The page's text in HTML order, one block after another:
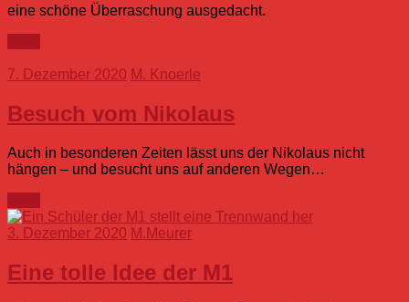
eine schöne Überraschung ausgedacht.
7. Dezember 2020 M. Knoerle
Besuch vom Nikolaus
Auch in besonderen Zeiten lässt uns der Nikolaus nicht
hängen – und besucht uns auf anderen Wegen…
3. Dezember 2020 M.Meurer
Eine tolle Idee der M1